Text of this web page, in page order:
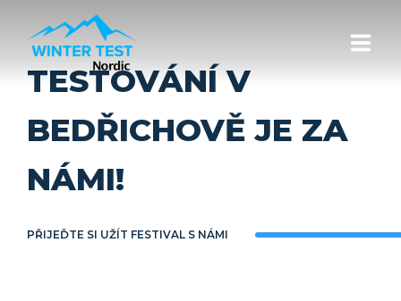
ZNAČKY
TESTOVÁNÍ V
BEDŘICHOVĚ JE ZA
NÁMI!
PŘIJEĎTE SI UŽÍT FESTIVAL S NÁMI